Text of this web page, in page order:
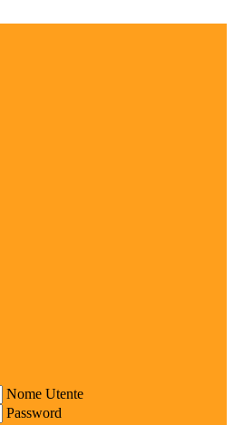
Nome Utente
Password